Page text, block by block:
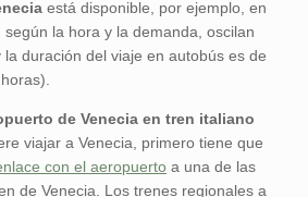
está disponible, por ejemplo, en
según la hora y la demanda, oscilan
duración del viaje en autobús es de
de Venecia en tren italiano
viajar a Venecia, primero tiene que
con el aeropuerto a una de las
de Venecia. Los trenes regionales a